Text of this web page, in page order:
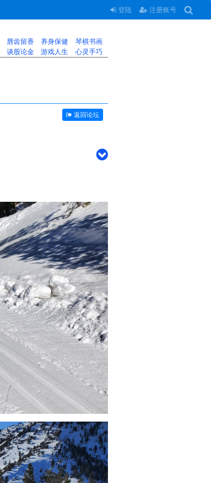
登陆 注册账号
唇齿留香 养身保健
琴棋书画
谈股论金 游戏人生 心灵手巧
返回论坛